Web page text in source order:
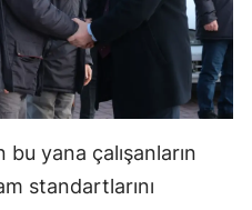
Konya
Kütahya
Malatya
Manisa
yana çalışanların
standartlarını